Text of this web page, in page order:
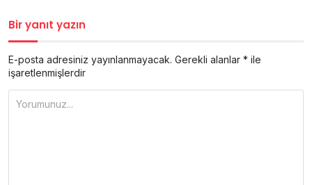
Bir yanıt yazın
E-posta adresiniz yayınlanmayacak. Gerekli alanlar * ile
işaretlenmişlerdir